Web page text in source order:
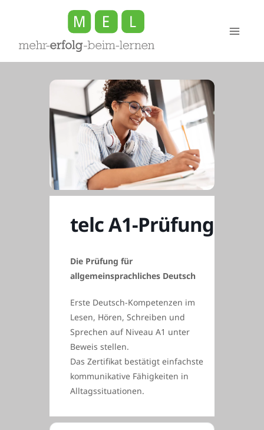
springen
telc A1-Prüfung
Die Prüfung für
allgemeinsprachliches Deutsch
Erste Deutsch-Kompetenzen im
Lesen, Hören, Schreiben und
Sprechen auf Niveau A1 unter
Beweis stellen.
Das Zertifikat bestätigt einfachste
kommunikative Fähigkeiten in
Alltagssituationen.